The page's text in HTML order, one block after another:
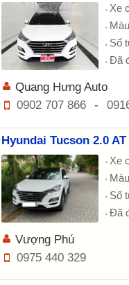
Xe
Số
Đã
Quang Hưng Auto
0902 707 866
-
Hyundai Tucson 2.0
Xe
Số
Đã
Vượng Phú
0975 440 329